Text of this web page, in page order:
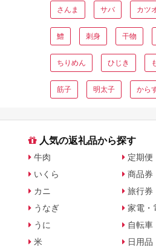
さんま サバ カツ
鱧 刺身 干物
ちりめん ひじき
筋子 明太子 から
人気の返礼品から探す
牛肉
いくら
カニ
うなぎ
うに
米
定期便
商品券
旅行券
家電・
自転車
日用品